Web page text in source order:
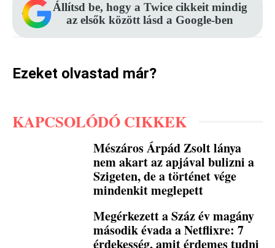
Állítsd be, hogy a Twice cikkeit mindig
az elsők között lásd a Google-ben
Ezeket olvastad már?
KAPCSOLÓDÓ CIKKEK
Mészáros Árpád Zsolt lánya
nem akart az apjával bulizni a
Szigeten, de a történet vége
mindenkit meglepett
Megérkezett a Száz év magány
második évada a Netflixre: 7
érdekesség, amit érdemes tudni